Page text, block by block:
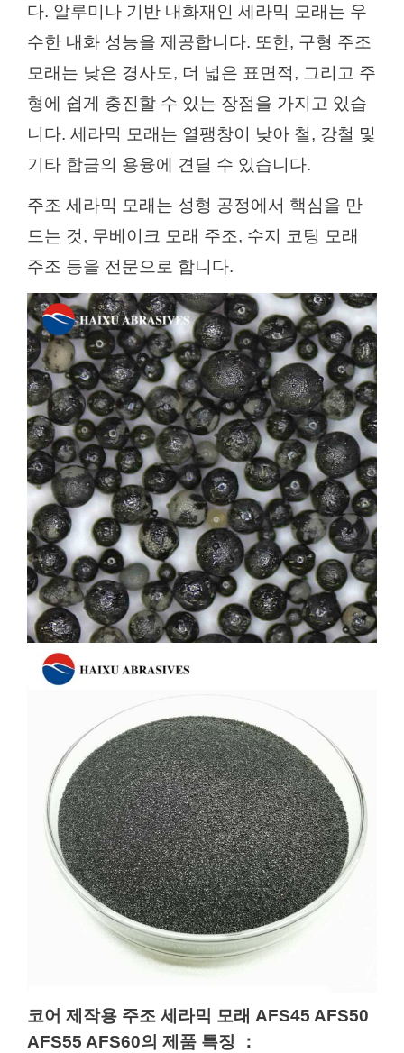
다. 알루미나 기반 내화재인 세라믹 모래는 우
수한 내화 성능을 제공합니다. 또한, 구형 주조
모래는 낮은 경사도, 더 넓은 표면적, 그리고 주
형에 쉽게 충진할 수 있는 장점을 가지고 있습
니다. 세라믹 모래는 열팽창이 낮아 철, 강철 및
기타 합금의 용융에 견딜 수 있습니다.
주조 세라믹 모래는 성형 공정에서 핵심을 만
드는 것, 무베이크 모래 주조, 수지 코팅 모래
주조 등을 전문으로 합니다.
코어 제작용 주조 세라믹 모래 AFS45 AFS50
AFS55 AFS60의 제품 특징
：